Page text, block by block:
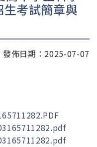
考試簡章與
發佈日期：2025-07-07